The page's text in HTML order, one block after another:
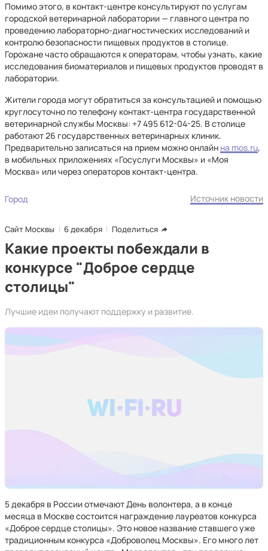
Помимо этого, в контакт-центре консультируют по услугам
городской ветеринарной лаборатории — главного центра по
проведению лабораторно-диагностических исследований и
контролю безопасности пищевых продуктов в столице.
Горожане часто обращаются к операторам, чтобы узнать, какие
исследования биоматериалов и пищевых продуктов проводят в
лаборатории.
Жители города могут обратиться за консультацией и помощью
круглосуточно по телефону контакт-центра государственной
ветеринарной службы Москвы: +7 495 612-04-25. В столице
работают 26 государственных ветеринарных клиник.
Предварительно записаться на прием можно онлайн на mos.ru,
в мобильных приложениях «Госуслуги Москвы» и «Моя
Москва» или через операторов контакт-центра.
Город Источник новости
Сайт Москвы 6 декабря Поделиться
Какие проекты побеждали в
конкурсе "Доброе сердце
столицы"
Лучшие идеи получают поддержку и развитие.
5 декабря в России отмечают День волонтера, а в конце
месяца в Москве состоится награждение лауреатов конкурса
«Доброе сердце столицы». Это новое название ставшего уже
традиционным конкурса «Доброволец Москвы». Его много лет